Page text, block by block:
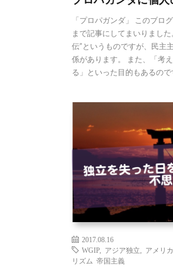
「プロパガンダ」 このブロ
まで記事にしてまいりまし
伝”というものですが、民主
係があります。 また、「考
る」といった目的もあるので
2017.08.16
WGIP
アジア独立 アメリ
リズム 帝国主義